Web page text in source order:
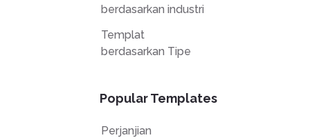
berdasarkan industri
Templat
berdasarkan Tipe
Popular Templates
Perjanjian